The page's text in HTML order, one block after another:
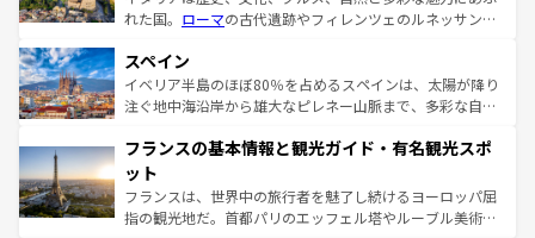
れた国。 ローマの古代遺跡やフィレンツェのルネッサンス
ろん、トスカーナの美しい田園風景やアマルフィ海岸の絶
景など、自然景観も見逃せない。観光の合間には、本場の
ピザやパスタなど、絶品のイタリア料理を堪能することも
ませてくれるイタリアで、忘れられない旅をしてみよう！
なお、新着のイタリア情報は
しい。
スペイン
イベリア半島のほぼ80％を占めるスペインは、太陽が降り
注ぐ地中海沿岸から雄大なピレネー山脈まで、多彩な自然
文化が根付くこの国では、情熱的なフラメンコ、熱気あふ
れる闘牛、そして美味しいタパスが生活の一部となってい
る。首都マドリードの洗練された雰囲気や、バルセロナの
アートに溢れた街角から、地方では古代ローマ遺跡や中世
フランスの基本情報と観光ガイド・有名観光スポ
ット
フランスは、世界中の旅行者を魅了し続けるヨーロッパ屈
指の観光地だ。首都パリのエッフェル塔やルーブル美術館